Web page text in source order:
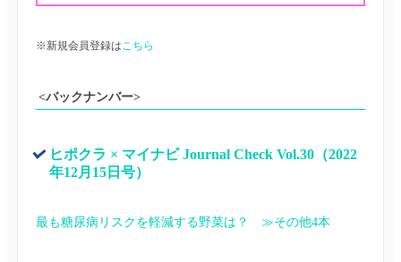
※新規会員登録はこちら
<バックナンバー>
ヒポクラ × マイナビ Journal Check Vol.30（2022
年12月15日号）
最も糖尿病リスクを軽減する野菜は？　≫その他4本